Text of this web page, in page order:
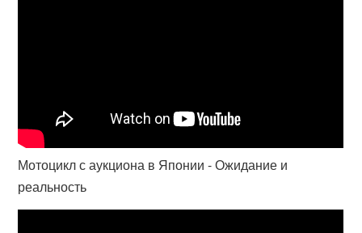
Мотоцикл с аукциона в Японии - Ожидание и
реальность